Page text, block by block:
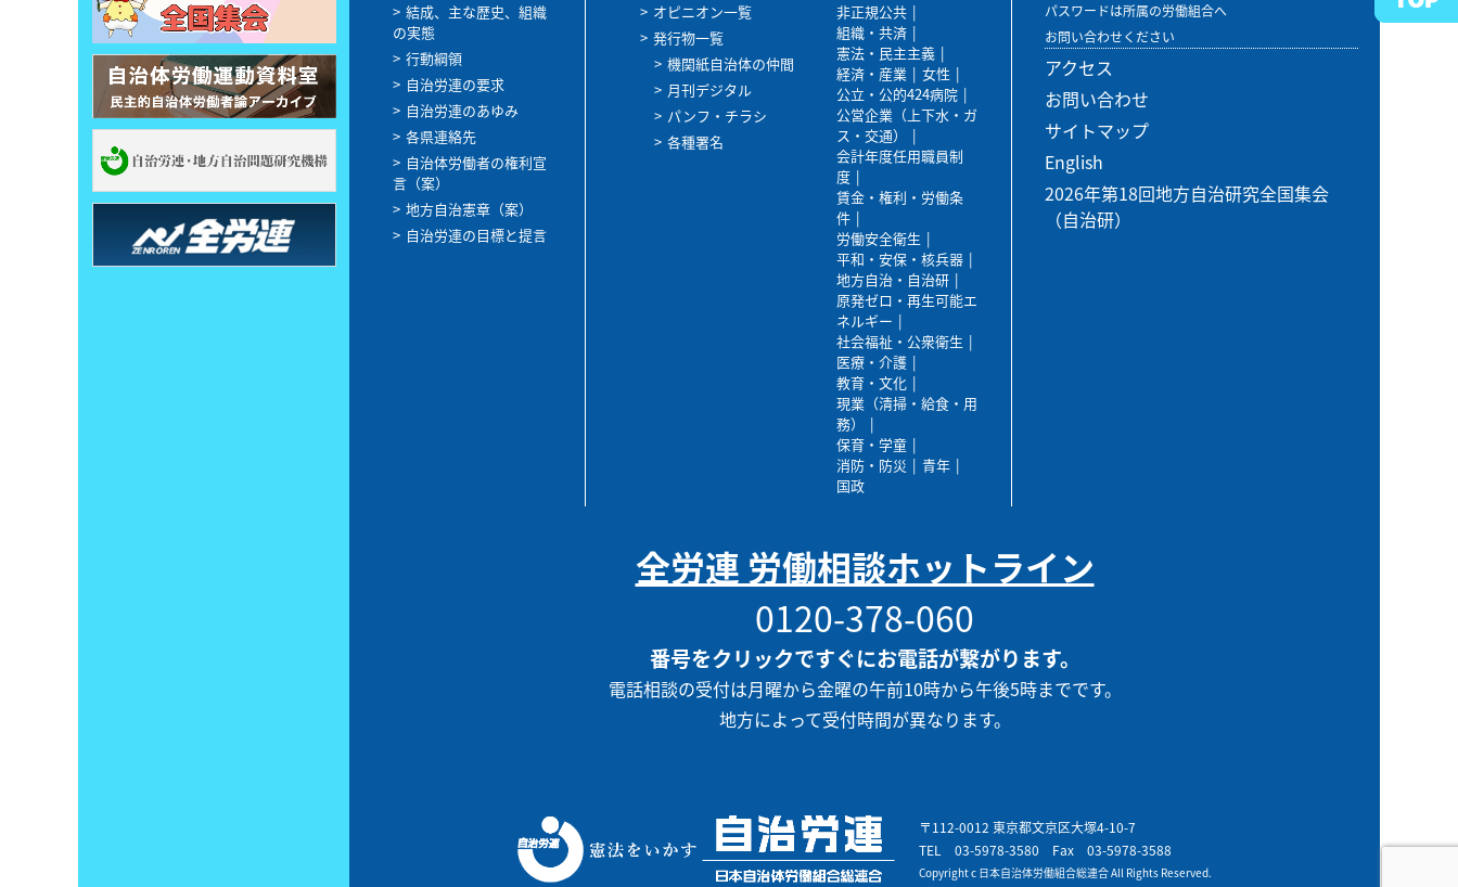
結成、主な歴史、組織
の実態
行動綱領
自治労連の要求
自治労連のあゆみ
各県連絡先
自治体労働者の権利宣
言（案）
地方自治憲章（案）
自治労連の目標と提言
オピニオン一覧
発行物一覧
機関紙自治体の仲間
月刊デジタル
パンフ・チラシ
各種署名
非正規公共
組織・共済
憲法・民主主義
経済・産業
女性
公立・公的424病院
公営企業（上下水・ガ
ス・交通）
会計年度任用職員制
度
賃金・権利・労働条
件
労働安全衛生
平和・安保・核兵器
地方自治・自治研
原発ゼロ・再生可能エ
ネルギー
社会福祉・公衆衛生
医療・介護
教育・文化
現業（清掃・給食・用
務）
保育・学童
消防・防災
青年
国政
パスワードは所属の労働組合へ
お問い合わせください
アクセス
お問い合わせ
サイトマップ
English
2026年第18回地方自治研究全国集会
（自治研）
全労連 労働相談ホットライン
0120-378-060
番号をクリックですぐにお電話が繋がります。
電話相談の受付は月曜から金曜の午前10時から午後5時までです。
地方によって受付時間が異なります。
〒112-0012 東京都文京区大塚4-10-7
TEL 03-5978-3580 Fax 03-5978-3588
Copyright c 日本自治体労働組合総連合 All Rights Reserved.